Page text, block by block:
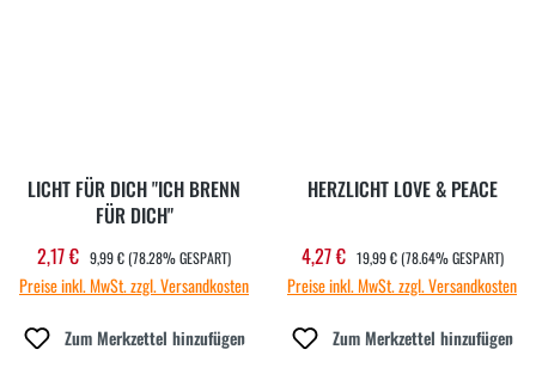
LICHT FÜR DICH "ICH BRENN
FÜR DICH"
Verkaufspreis:
2,17 € REGULÄRER PREIS:
9,99 €(78.28% GESPART)
Preise inkl. MwSt. zzgl. Versandkosten
Zum Merkzettel hinzufügen
HERZLICHT LOVE & PEACE
Verkaufspreis:
4,27 € REGULÄRER PREIS:
19,99 € (78.64% GESPART)
Preise inkl. MwSt. zzgl. Versandkosten
Zum Merkzettel hinzufügen